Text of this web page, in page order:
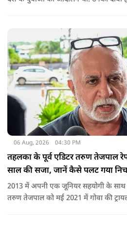
06 Aug, 2026 04:30 PM
तहलका के पूर्व एडिटर तरुण तेजपाल
साल की सजा, जानें कैसे पलट गया
2013 में अपनी एक जूनियर सहयोगी के साथ
तरुण तेजपाल को मई 2021 में गोवा की